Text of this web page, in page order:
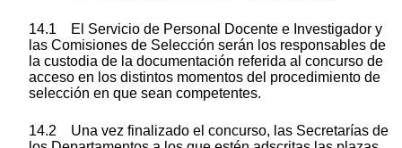
14.1 El Servicio de Personal Docente e Investigador y
las Comisiones de Selección serán los responsables de
la custodia de la documentación referida al concurso de
acceso en los distintos momentos del procedimiento de
selección en que sean competentes.
14.2 Una vez finalizado el concurso, las Secretarías de